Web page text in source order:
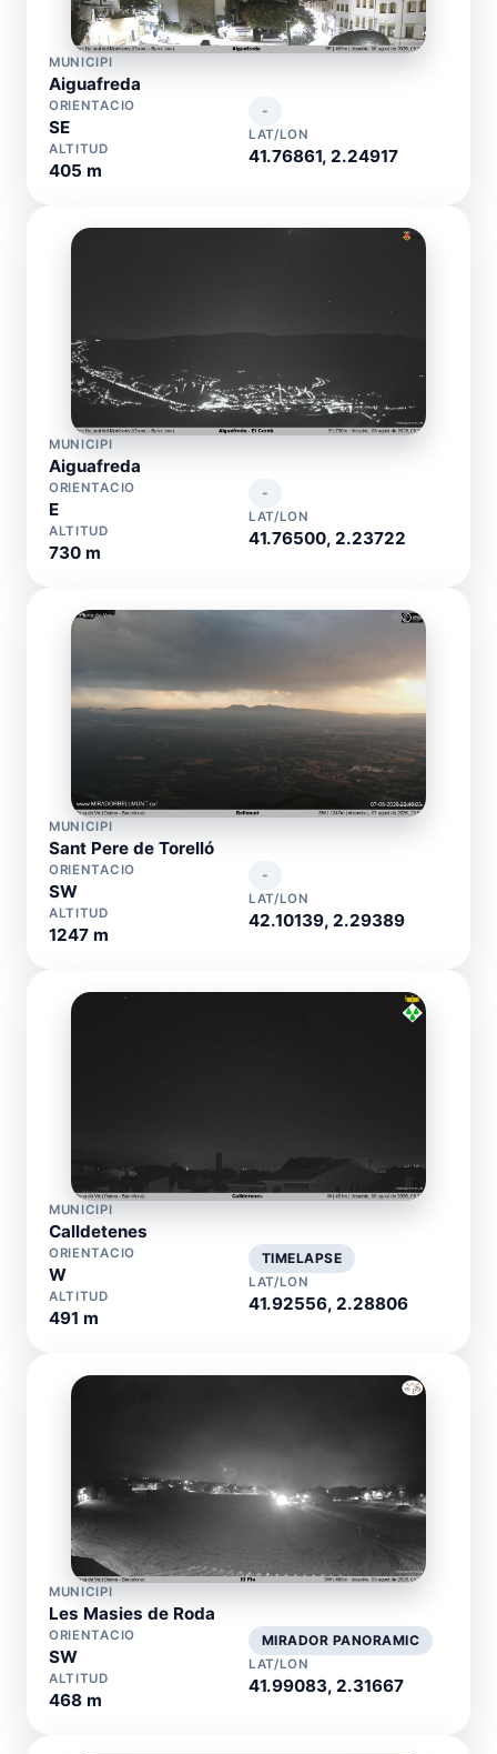
MUNICIPI
Aiguafreda
ORIENTACIO
SE
ALTITUD
405 m
-
LAT/LON
41.76861, 2.24917
MUNICIPI
Aiguafreda
ORIENTACIO
E
ALTITUD
730 m
-
LAT/LON
41.76500, 2.23722
MUNICIPI
Sant Pere de Torelló
ORIENTACIO
SW
ALTITUD
1247 m
-
LAT/LON
42.10139, 2.29389
MUNICIPI
Calldetenes
ORIENTACIO
W
ALTITUD
491 m
TIMELAPSE
LAT/LON
41.92556, 2.28806
MUNICIPI
Les Masies de Roda
ORIENTACIO
SW
ALTITUD
468 m
MIRADOR PANORAMIC
LAT/LON
41.99083, 2.31667